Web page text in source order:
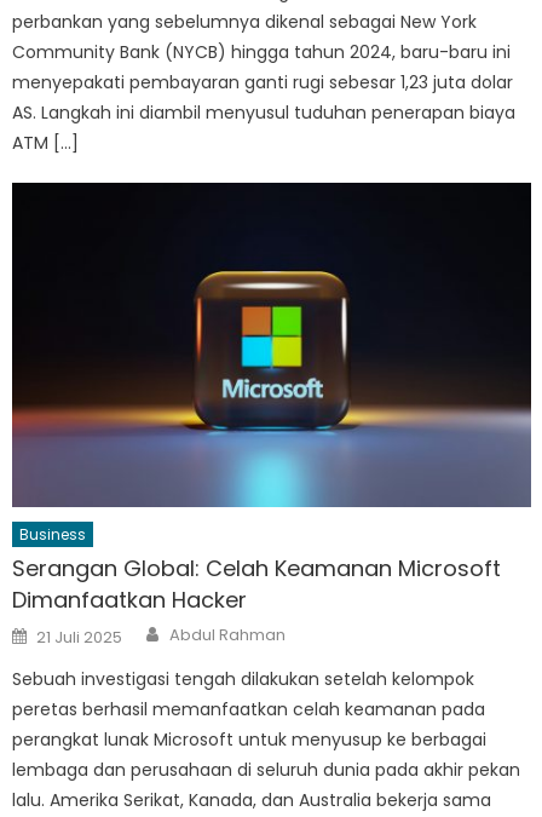
perbankan yang sebelumnya dikenal sebagai New York
Community Bank (NYCB) hingga tahun 2024, baru-baru ini
menyepakati pembayaran ganti rugi sebesar 1,23 juta dolar
AS. Langkah ini diambil menyusul tuduhan penerapan biaya
ATM […]
Business
Serangan Global: Celah Keamanan Microsoft
Dimanfaatkan Hacker
Posted
on
21 Juli 2025 Author
Abdul Rahman
Sebuah investigasi tengah dilakukan setelah kelompok
peretas berhasil memanfaatkan celah keamanan pada
perangkat lunak Microsoft untuk menyusup ke berbagai
lembaga dan perusahaan di seluruh dunia pada akhir pekan
lalu. Amerika Serikat, Kanada, dan Australia bekerja sama